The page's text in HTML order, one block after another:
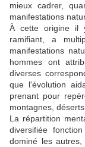
mieux cadrer,
manifestations
À cette origine il
ramifiant, a
manifestations
hommes ont
diverses
que l'évolution
prenant pour
montagnes,
La répartition
diversifiée
dominé les